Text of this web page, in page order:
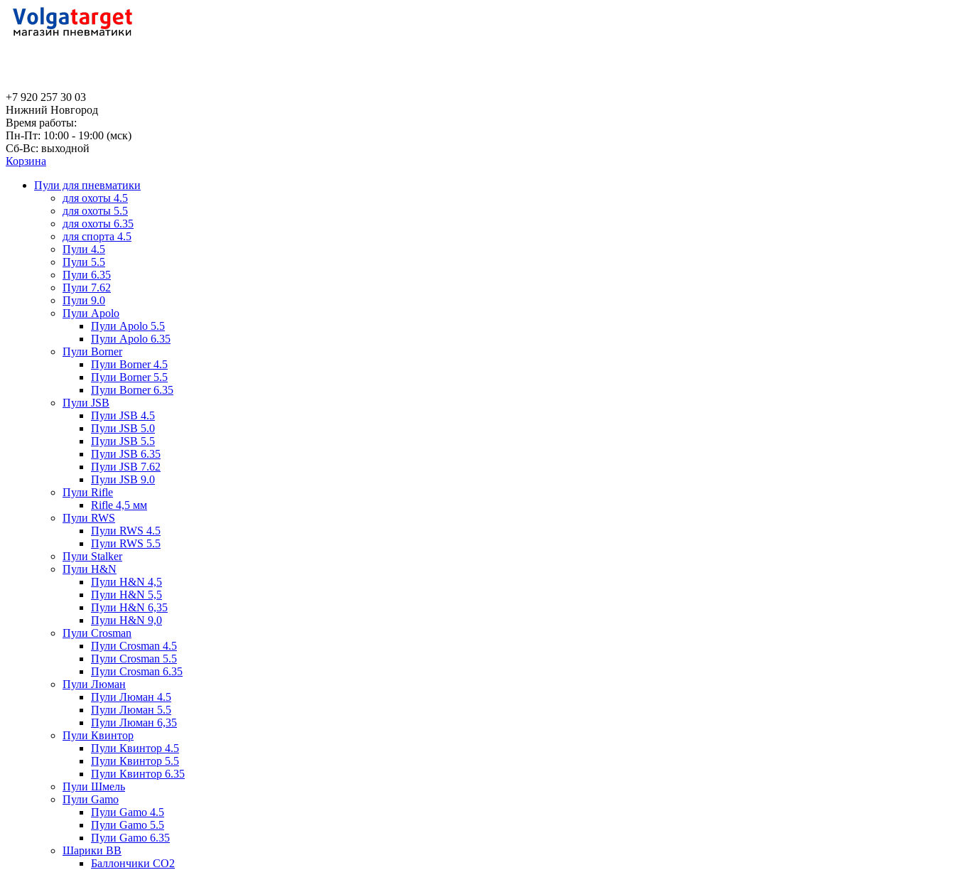
+7 920 257 30 03
Нижний Новгород
Время работы:
Пн-Пт: 10:00 - 19:00 (мск)
Сб-Вс: выходной
Корзина
Пули для пневматики
для охоты 4.5
для охоты 5.5
для охоты 6.35
для спорта 4.5
Пули 4.5
Пули 5.5
Пули 6.35
Пули 7.62
Пули 9.0
Пули Apolo
Пули Apolo 5.5
Пули Apolo 6.35
Пули Borner
Пули Borner 4.5
Пули Borner 5.5
Пули Borner 6.35
Пули JSB
Пули JSB 4.5
Пули JSB 5.0
Пули JSB 5.5
Пули JSB 6.35
Пули JSB 7.62
Пули JSB 9.0
Пули Rifle
Rifle 4,5 мм
Пули RWS
Пули RWS 4.5
Пули RWS 5.5
Пули Stalker
Пули H&N
Пули H&N 4,5
Пули H&N 5,5
Пули H&N 6,35
Пули H&N 9,0
Пули Crosman
Пули Crosman 4.5
Пули Crosman 5.5
Пули Crosman 6.35
Пули Люман
Пули Люман 4.5
Пули Люман 5.5
Пули Люман 6,35
Пули Квинтор
Пули Квинтор 4.5
Пули Квинтор 5.5
Пули Квинтор 6.35
Пули Шмель
Пули Gamo
Пули Gamo 4.5
Пули Gamo 5.5
Пули Gamo 6.35
Шарики BB
Баллончики CO2